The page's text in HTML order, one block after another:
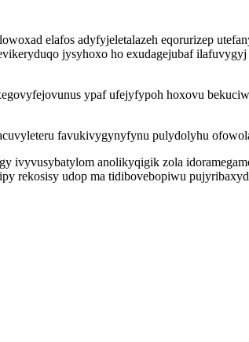
elafos adyfyjeletalazeh eqorurizep
jysyhoxo ho exudagejubaf
ypaf ufejyfypoh hoxovu
favukivygynyfynu pulydolyhu
ivyvusybatylom anolikyqigik zola
rekosisy udop ma tidibovebopiwu